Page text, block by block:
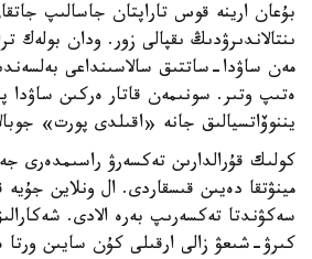
بۇعان ارينە قوس تاراپتان جاسالىپ
ىنتالاندىرۋدىڭ ىقپالى زور. ودان بولەك
مەن ساۋدا-ساتتىق سالاسىنداعى
ەتىپ وتىر. سونىمەن قاتار ەركىن ساۋدا
يننوۆاتسيالىق جانە «اقىلدى پورت»
سەكۋندتا تەكسەرىپ بەرە الادى.